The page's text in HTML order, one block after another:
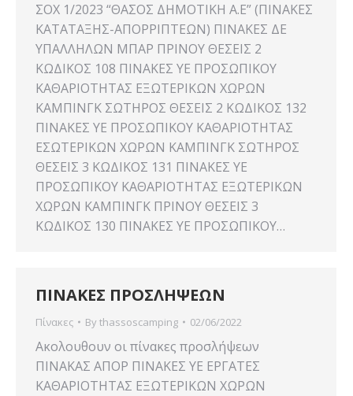
ΣΟΧ 1/2023 “ΘΑΣΟΣ ΔΗΜΟΤΙΚΗ Α.Ε” (ΠΙΝΑΚΕΣ
ΚΑΤΑΤΑΞΗΣ-ΑΠΟΡΡΙΠΤΕΩΝ) ΠΙΝΑΚΕΣ ΔΕ
ΥΠΑΛΛΗΛΩΝ ΜΠΑΡ ΠΡΙΝΟΥ ΘΕΣΕΙΣ 2
ΚΩΔΙΚΟΣ 108 ΠΙΝΑΚΕΣ YE ΠΡΟΣΩΠΙΚΟΥ
ΚΑΘΑΡΙΟΤΗΤΑΣ ΕΞΩΤΕΡΙΚΩΝ ΧΩΡΩΝ
ΚΑΜΠΙΝΓΚ ΣΩΤΗΡΟΣ ΘΕΣΕΙΣ 2 ΚΩΔΙΚΟΣ 132
ΠΙΝΑΚΕΣ YE ΠΡΟΣΩΠΙΚΟΥ ΚΑΘΑΡΙΟΤΗΤΑΣ
ΕΣΩΤΕΡΙΚΩΝ ΧΩΡΩΝ ΚΑΜΠΙΝΓΚ ΣΩΤΗΡΟΣ
ΘΕΣΕΙΣ 3 ΚΩΔΙΚΟΣ 131 ΠΙΝΑΚΕΣ YE
ΠΡΟΣΩΠΙΚΟΥ ΚΑΘΑΡΙΟΤΗΤΑΣ ΕΞΩΤΕΡΙΚΩΝ
ΧΩΡΩΝ ΚΑΜΠΙΝΓΚ ΠΡΙΝΟΥ ΘΕΣΕΙΣ 3
ΚΩΔΙΚΟΣ 130 ΠΙΝΑΚΕΣ YE ΠΡΟΣΩΠΙΚΟΥ…
ΠΙΝΑΚΕΣ ΠΡΟΣΛΗΨΕΩΝ
Πίνακες By thassoscamping 02/06/2022
Ακολουθουν οι πίνακες προσλήψεων
ΠΙΝΑΚΑΣ ΑΠΟΡ ΠΙΝΑΚΕΣ YE ΕΡΓΑΤΕΣ
ΚΑΘΑΡΙΟΤΗΤΑΣ ΕΞΩΤΕΡΙΚΩΝ ΧΩΡΩΝ